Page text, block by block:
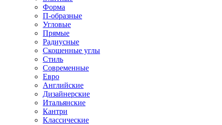
Форма
П-образные
Угловые
Прямые
Радиусные
Скошенные углы
Стиль
Современные
Евро
Английские
Дизайнерские
Итальянские
Кантри
Классические